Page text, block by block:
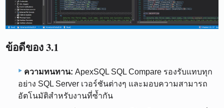
ข้อดีของ 3.1
ความทนทาน: ApexSQL SQL Compare รองรับแทบทุก
อย่าง SQL Server เวอร์ชันต่างๆ และมอบความสามารถ
อัตโนมัติสำหรับงานที่ซ้ำกัน